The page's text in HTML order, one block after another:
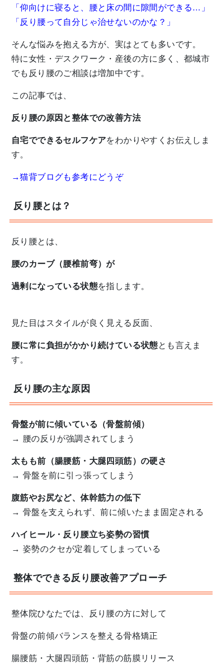
「仰向けに寝ると、腰と床の間に隙間ができる…」
「反り腰って自分じゃ治せないのかな？」
そんな悩みを抱える方が、実はとても多いです。
特に女性・デスクワーク・産後の方に多く、都城市
でも反り腰のご相談は増加中です。
この記事では、
反り腰の原因と整体での改善方法
自宅でできるセルフケアをわかりやすくお伝えしま
す。
→猫背ブログも参考にどうぞ
反り腰とは？
反り腰とは、
腰のカーブ（腰椎前弯）が
過剰になっている状態を指します。
見た目はスタイルが良く見える反面、
腰に常に負担がかかり続けている状態 とも言えま
す。
反り腰の主な原因
骨盤が前に傾いている（骨盤前傾）
→ 腰の反りが強調されてしまう
太もも前（腸腰筋・大腿四頭筋）の硬さ
→ 骨盤を前に引っ張ってしまう
腹筋やお尻など、体幹筋力の低下
→ 骨盤を支えられず、前に傾いたまま固定される
ハイヒール・反り腰立ち姿勢の習慣
→ 姿勢のクセが定着してしまっている
整体でできる反り腰改善アプローチ
整体院ひなたでは、反り腰の方に対して
骨盤の前傾バランスを整える骨格矯正
腸腰筋・大腿四頭筋・背筋の筋膜リリース